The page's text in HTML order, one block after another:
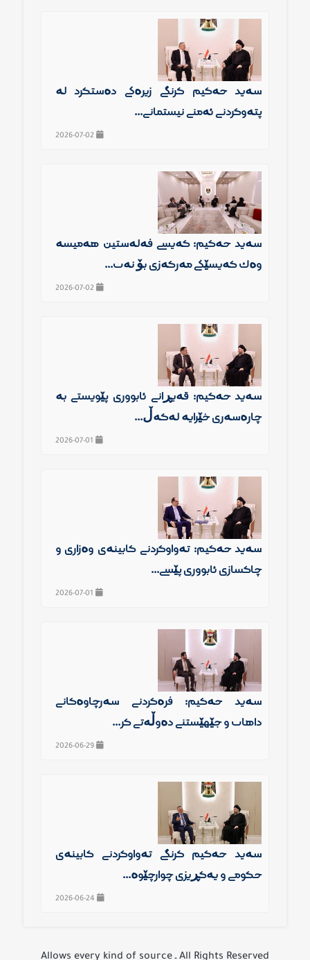
سەید حەكیم گرنگی زیرەكی دەستكرد لە
پتەوكردنی ئەمنی نیشتمانی...
سەید حەكیم: كەیسی فەلەستین هەمیشە
وەك كەیسێكی مەركەزی بۆ نەت...
سەید حەكیم: قەیڕانی ئابووری پێویستی بە
چارەسەری خێرایە لەگەڵ...
سەید حەكیم: تەواوكردنی كابینەی وەزاری و
چاكسازی ئابووری پێشی...
سەید حەكیم: فرەكردنی سەرچاوەكانی
داهات و جێهێشتنی دەوڵەتی كر...
2026-06-29
سەید حەكیم گرنگی تەواوكردنی كابینەی
حكومی و یەكڕیزی چوارچێوە...
All Rights Reserved ـ Allows every kind of source